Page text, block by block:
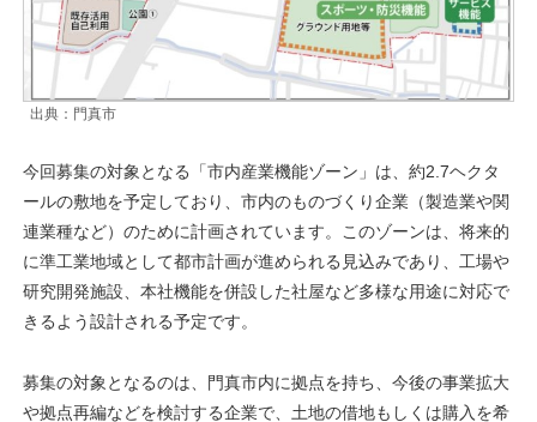
出典：門真市
今回募集の対象となる「市内産業機能ゾーン」は、約2.7ヘクタ
ールの敷地を予定しており、市内のものづくり企業（製造業や関
連業種など）のために計画されています。このゾーンは、将来的
に準工業地域として都市計画が進められる見込みであり、工場や
研究開発施設、本社機能を併設した社屋など多様な用途に対応で
きるよう設計される予定です。
募集の対象となるのは、門真市内に拠点を持ち、今後の事業拡大
や拠点再編などを検討する企業で、土地の借地もしくは購入を希